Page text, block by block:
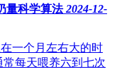
量科学算法 2024-12-
一个月左右大的时
每天喂养六到七次